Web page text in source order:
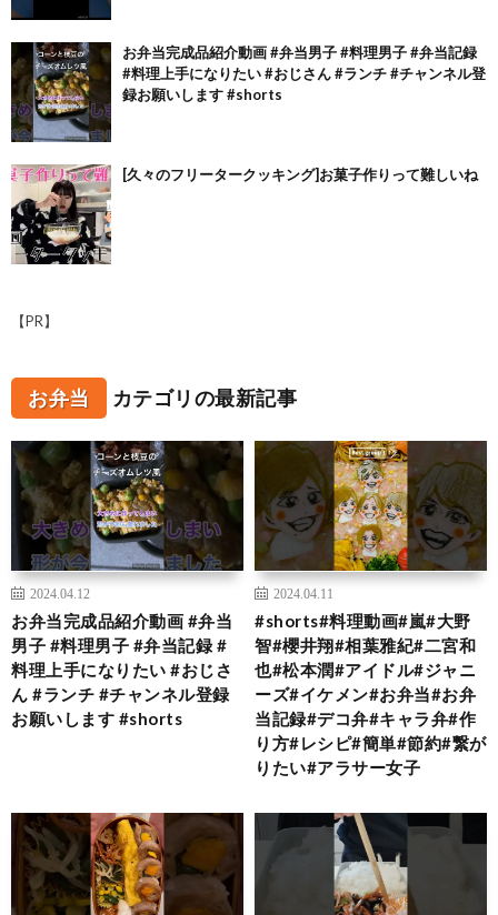
お弁当完成品紹介動画 #弁当男子 #料理男子 #弁当記録
#料理上手になりたい #おじさん #ランチ #チャンネル登
録お願いします #shorts
[久々のフリータークッキング]お菓子作りって難しいね
【PR】
お弁当 カテゴリの最新記事
2024.04.12
お弁当完成品紹介動画 #弁当
男子 #料理男子 #弁当記録 #
料理上手になりたい #おじさ
ん #ランチ #チャンネル登録
お願いします #shorts
2024.04.11
#shorts#料理動画#嵐#大野
智#櫻井翔#相葉雅紀#二宮和
也#松本潤#アイドル#ジャニ
ーズ#イケメン#お弁当#お弁
当記録#デコ弁#キャラ弁#作
り方#レシピ#簡単#節約#繋が
りたい#アラサー女子